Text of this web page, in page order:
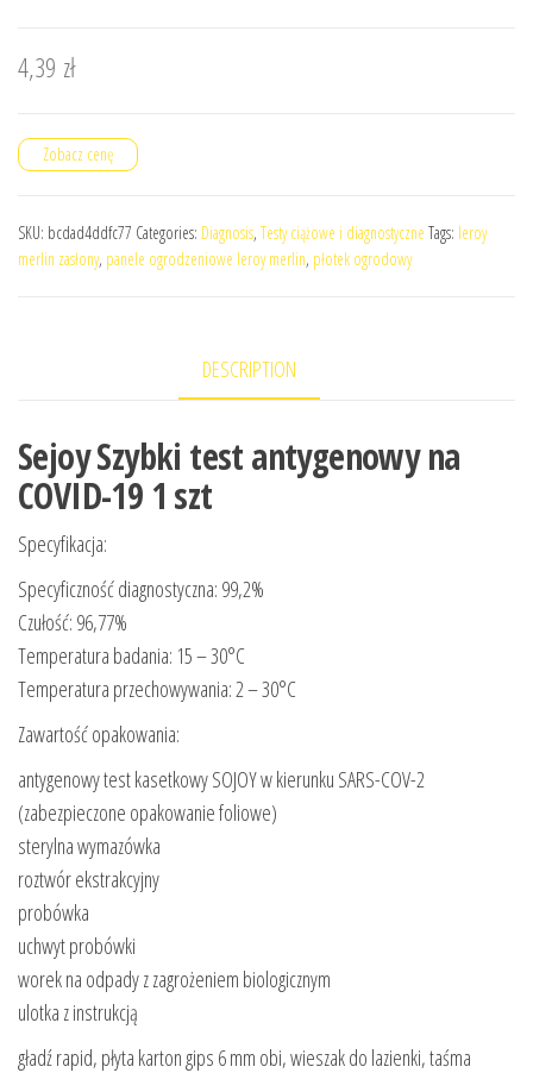
4,39 zł
Zobacz cenę
SKU: bcdad4ddfc77 Categories: Diagnosis, Testy ciążowe i diagnostyczne Tags: leroy
merlin zasłony, panele ogrodzeniowe leroy merlin, płotek ogrodowy
DESCRIPTION
Sejoy Szybki test antygenowy na
COVID-19 1 szt
Specyfikacja:
Specyficzność diagnostyczna: 99,2%
Czułość: 96,77%
Temperatura badania: 15 – 30°C
Temperatura przechowywania: 2 – 30°C
Zawartość opakowania:
antygenowy test kasetkowy SOJOY w kierunku SARS-COV-2
(zabezpieczone opakowanie foliowe)
sterylna wymazówka
roztwór ekstrakcyjny
probówka
uchwyt probówki
worek na odpady z zagrożeniem biologicznym
ulotka z instrukcją
gładź rapid, płyta karton gips 6 mm obi, wieszak do lazienki, taśma